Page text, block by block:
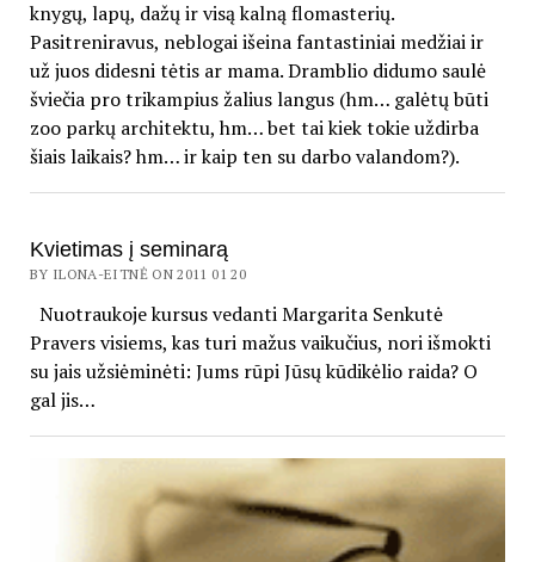
knygų, lapų, dažų ir visą kalną flomasterių.
Pasitreniravus, neblogai išeina fantastiniai medžiai ir
už juos didesni tėtis ar mama. Dramblio didumo saulė
šviečia pro trikampius žalius langus (hm… galėtų būti
zoo parkų architektu, hm… bet tai kiek tokie uždirba
šiais laikais? hm… ir kaip ten su darbo valandom?).
Kvietimas į seminarą
BY ILONA-EITNĖ ON 2011 01 20
Nuotraukoje kursus vedanti Margarita Senkutė
Pravers visiems, kas turi mažus vaikučius, nori išmokti
su jais užsiėminėti: Jums rūpi Jūsų kūdikėlio raida? O
gal jis…